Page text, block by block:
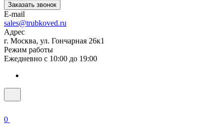
Заказать звонок
E-mail
sales@trubkoved.ru
Адрес
г. Москва, ул. Гончарная 26к1
Режим работы
Ежедневно с 10:00 до 19:00
0